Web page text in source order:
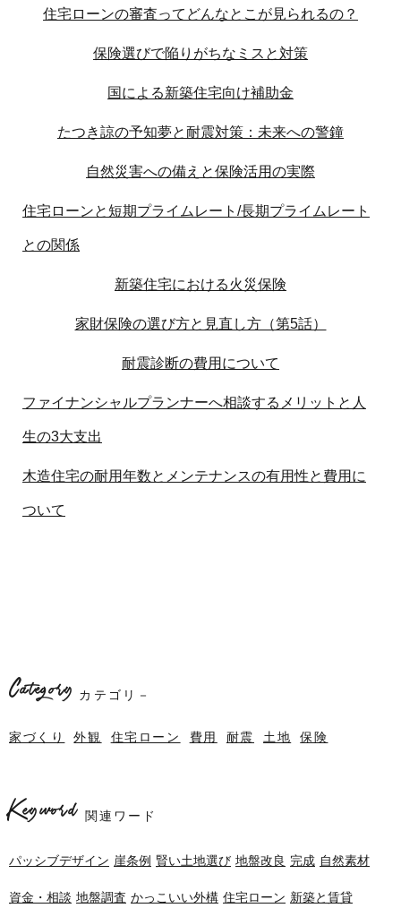
住宅ローンの審査ってどんなとこが見られるの？
保険選びで陥りがちなミスと対策
国による新築住宅向け補助金
たつき諒の予知夢と耐震対策：未来への警鐘
自然災害への備えと保険活用の実際
住宅ローンと短期プライムレート/長期プライムレート
との関係
新築住宅における火災保険
家財保険の選び方と見直し方（第5話）
耐震診断の費用について
ファイナンシャルプランナーへ相談するメリットと人
生の3大支出
木造住宅の耐用年数とメンテナンスの有用性と費用に
ついて
Category カテゴリ－
家づくり 外観 住宅ローン 費用 耐震 土地 保険
Keyword 関連ワード
パッシブデザイン 崖条例 賢い土地選び 地盤改良 完成 自然素材
資金・相談 地盤調査 かっこいい外構 住宅ローン 新築と賃貸